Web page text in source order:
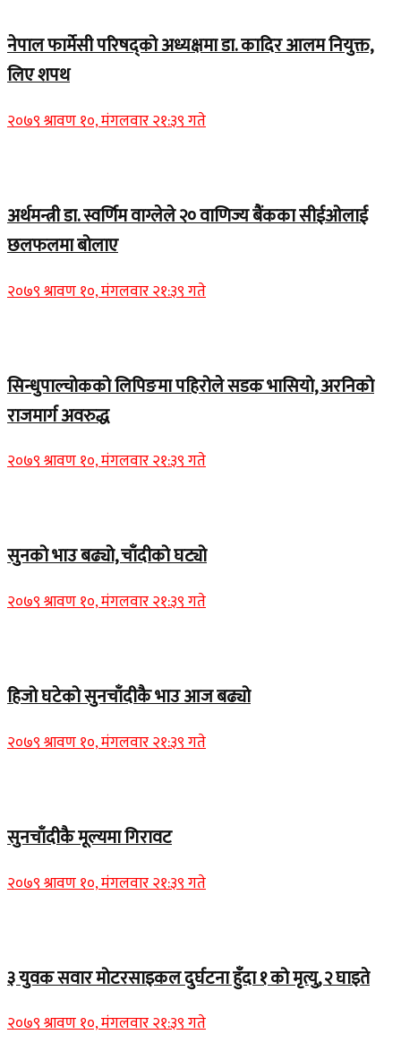
नेपाल फार्मेसी परिषद्को अध्यक्षमा डा. कादिर आलम नियुक्त,
लिए शपथ
२०७९ श्रावण १०, मंगलवार २१:३९ गते
अर्थमन्त्री डा. स्वर्णिम वाग्लेले २० वाणिज्य बैंकका सीईओलाई
छलफलमा बोलाए
२०७९ श्रावण १०, मंगलवार २१:३९ गते
सिन्धुपाल्चोकको लिपिङमा पहिरोले सडक भासियो, अरनिको
राजमार्ग अवरुद्ध
२०७९ श्रावण १०, मंगलवार २१:३९ गते
सुनको भाउ बढ्यो, चाँदीको घट्यो
२०७९ श्रावण १०, मंगलवार २१:३९ गते
हिजो घटेको सुनचाँदीकै भाउ आज बढ्यो
२०७९ श्रावण १०, मंगलवार २१:३९ गते
सुनचाँदीकै मूल्यमा गिरावट
२०७९ श्रावण १०, मंगलवार २१:३९ गते
३ युवक सवार मोटरसाइकल दुर्घटना हुँदा १ को मृत्यु, २ घाइते
२०७९ श्रावण १०, मंगलवार २१:३९ गते